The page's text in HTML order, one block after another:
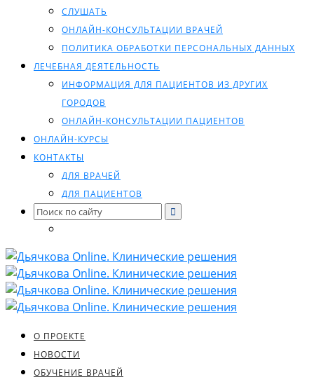
СЛУШАТЬ
ОНЛАЙН-КОНСУЛЬТАЦИИ ВРАЧЕЙ
ПОЛИТИКА ОБРАБОТКИ ПЕРСОНАЛЬНЫХ ДАННЫХ
ЛЕЧЕБНАЯ ДЕЯТЕЛЬНОСТЬ
ИНФОРМАЦИЯ ДЛЯ ПАЦИЕНТОВ ИЗ ДРУГИХ
ГОРОДОВ
ОНЛАЙН-КОНСУЛЬТАЦИИ ПАЦИЕНТОВ
ОНЛАЙН-КУРСЫ
КОНТАКТЫ
ДЛЯ ВРАЧЕЙ
ДЛЯ ПАЦИЕНТОВ
Search
for:
О ПРОЕКТЕ
НОВОСТИ
ОБУЧЕНИЕ ВРАЧЕЙ